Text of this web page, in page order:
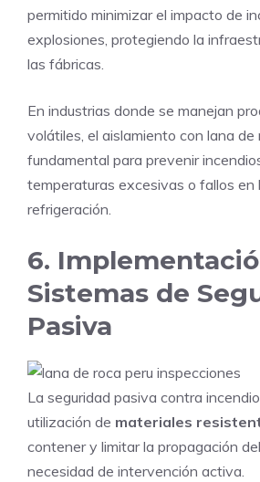
permitido minimizar el impacto de
explosiones, protegiendo la
las fábricas.
En industrias donde se manejan
volátiles, el aislamiento con lana de
fundamental para prevenir
temperaturas excesivas o fallos en
refrigeración.
6.
Sistemas de
Pasiva
La seguridad pasiva contra
utilización de materiales
contener y limitar la propagación
necesidad de intervención activa.